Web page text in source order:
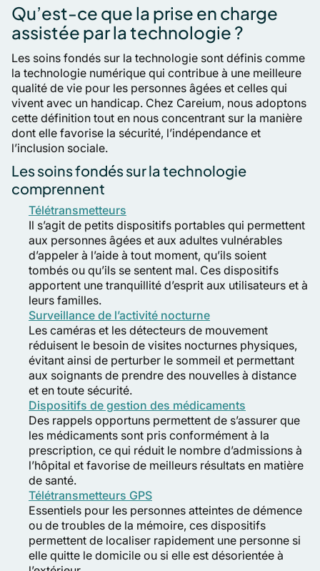
Qu’est-ce que la prise en charge
assistée par la technologie ?
Les soins fondés sur la technologie sont définis comme
la technologie numérique qui contribue à une meilleure
qualité de vie pour les personnes âgées et celles qui
vivent avec un handicap. Chez Careium, nous adoptons
cette définition tout en nous concentrant sur la manière
dont elle favorise la sécurité, l’indépendance et
l’inclusion sociale.
Les soins fondés sur la technologie
comprennent
Télétransmetteurs
Il s’agit de petits dispositifs portables qui permettent
aux personnes âgées et aux adultes vulnérables
d’appeler à l’aide à tout moment, qu’ils soient
tombés ou qu’ils se sentent mal. Ces dispositifs
apportent une tranquillité d’esprit aux utilisateurs et à
leurs familles.
Surveillance de l’activité nocturne
Les caméras et les détecteurs de mouvement
réduisent le besoin de visites nocturnes physiques,
évitant ainsi de perturber le sommeil et permettant
aux soignants de prendre des nouvelles à distance
et en toute sécurité.
Dispositifs de gestion des médicaments
Des rappels opportuns permettent de s’assurer que
les médicaments sont pris conformément à la
prescription, ce qui réduit le nombre d’admissions à
l’hôpital et favorise de meilleurs résultats en matière
de santé.
Télétransmetteurs GPS
Essentiels pour les personnes atteintes de démence
ou de troubles de la mémoire, ces dispositifs
permettent de localiser rapidement une personne si
elle quitte le domicile ou si elle est désorientée à